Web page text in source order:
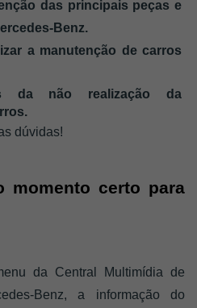
das principais peças e
Benz.
a manutenção de carros
da não realização da
dúvidas!
momento certo para
da Central Multimídia de
Benz, a informação do